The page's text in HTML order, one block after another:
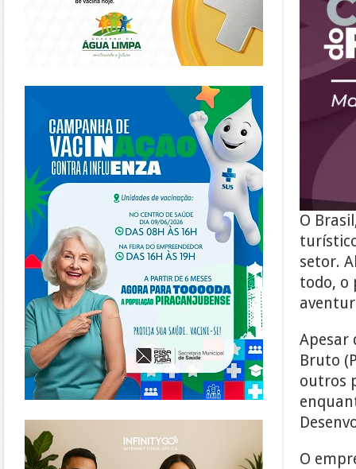
O
setor.
todo, o
Apesar
Bruto
outros
O
https://piracanjuba.go.gov.br/
https://www.infinitygo.com.br/